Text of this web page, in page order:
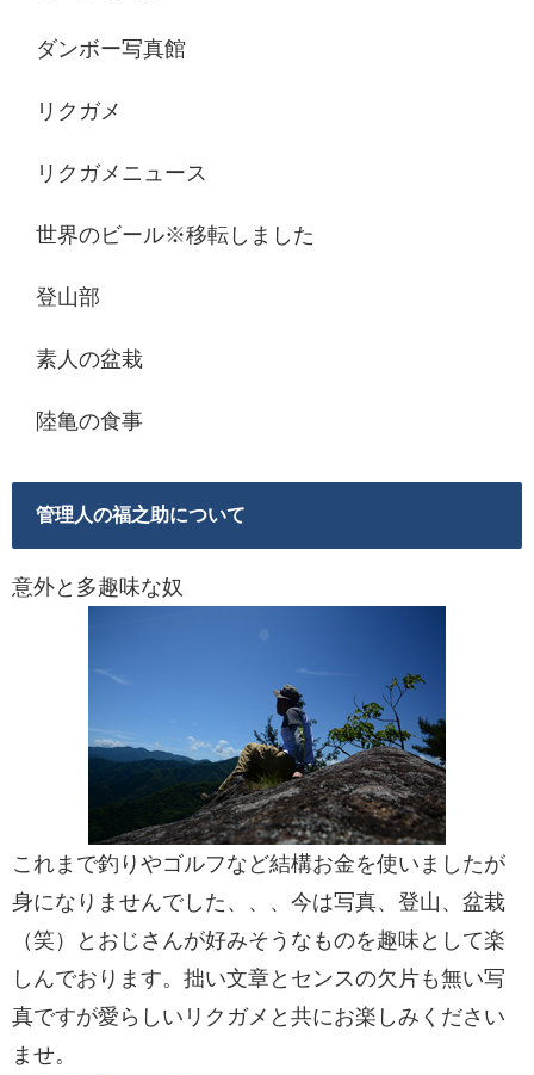
ダンボー写真館
リクガメ
リクガメニュース
世界のビール※移転しました
登山部
素人の盆栽
陸亀の食事
管理人の福之助について
意外と多趣味な奴
これまで釣りやゴルフなど結構お金を使いましたが
身になりませんでした、、、今は写真、登山、盆栽
（笑）とおじさんが好みそうなものを趣味として楽
しんでおります。拙い文章とセンスの欠片も無い写
真ですが愛らしいリクガメと共にお楽しみください
ませ。